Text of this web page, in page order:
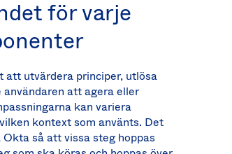
för varje
att utvärdera principer, utlösa
användaren att agera eller
kan variera
kontext som använts. Det
så att vissa steg hoppas